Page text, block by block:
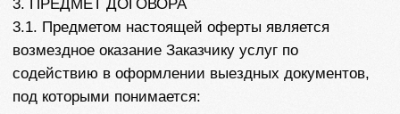
дополнительных документов или вызове
Заказчика на собеседование;
осуществление записи на подачу документов
при наличии открытых в визовом центре
документов;